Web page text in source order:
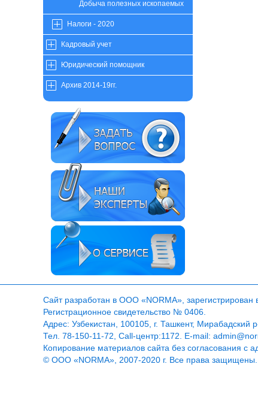
Добыча полезных ископаемых
Налоги - 2020
Кадровый учет
Юридический помощник
Архив 2014-19гг.
Сайт разработан в ООО «NORMA», зарегистрирован
Регистрационное свидетельство № 0406.
Адрес: Узбекистан, 100105, г. Ташкент, Мирабадский
Тел. 78-150-11-72, Call-центр:1172. E-mail:
Копирование материалов сайта без согласования с
© ООО «NORMA», 2007-2020 г. Все права защищены.